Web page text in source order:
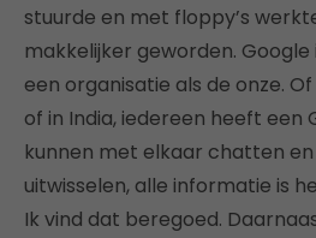
stuurde en met floppy’s
makkelijker geworden.
een organisatie als de onze.
of in India, iedereen heeft een
kunnen met elkaar chatten
uitwisselen, alle informatie is
Ik vind dat beregoed.